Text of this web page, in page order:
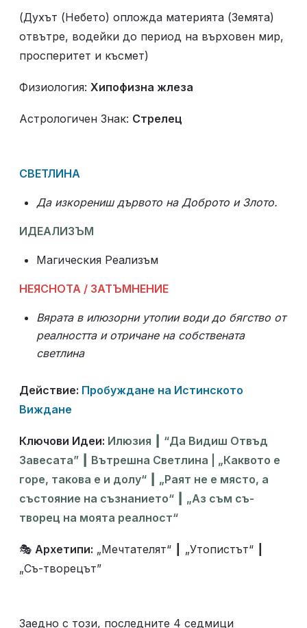
(Духът (Небето) опложда материята (Земята)
отвътре, водейки до период на върховен мир,
просперитет и късмет)
Физиология: Xипофизна жлеза
Астрологичен Знак: Стрелец
СВЕТЛИНА
Да изкорениш дървото на Доброто и Злото.
ИДЕАЛИЗЪМ
Магическия Реализъм
НЕЯСНОТА / ЗАТЪМНЕНИЕ
Вярата в илюзорни утопии води до бягство от
реалността и отричане на собствената
светлина
Действие: Пробуждане на Истинското
Виждане
Ключови Идеи: Илюзия ┃ “Да Видиш Отвъд
Завесата” ┃ Вътрешна Светлина | „Каквото е
горе, такова е и долу“ ┃ „Раят не е място, а
състояние на съзнанието“ ┃ „Аз съм съ-
творец на моята реалност“
🎭 Архетипи: „Мечтателят“ ┃ „Утопистът“ ┃
„Съ-творецът”
Заедно с този, последните 4 седмици